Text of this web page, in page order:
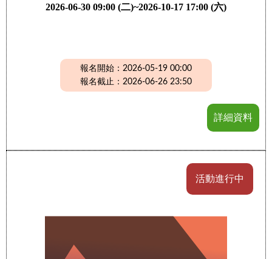
2026-06-30 09:00 (二)~2026-10-17 17:00 (六)
報名開始：2026-05-19 00:00
報名截止：2026-06-26 23:50
詳細資料
活動進行中